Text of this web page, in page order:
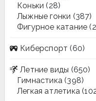
Коньки (28)
Лыжные гонки (387)
Фигурное катание
Киберспорт (60)
Летние виды (650)
Гимнастика (398)
Легкая атлетика